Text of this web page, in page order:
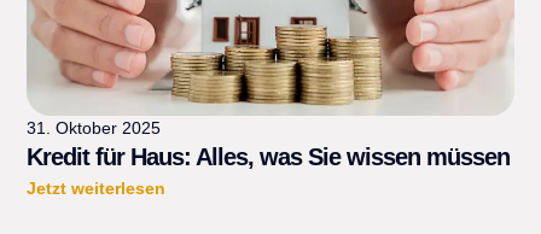
31. Oktober 2025
Kredit für Haus: Alles, was Sie wissen müssen
Jetzt weiterlesen